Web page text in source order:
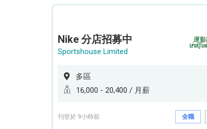
Nike 分店招募中
Sportshouse Limited
多區
16,000 - 20,400 / 月薪
刊登於 9小時前 全職